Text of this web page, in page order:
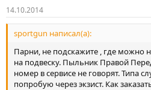
14.10.2014
sportgun написал(а):
Парни, не подскажите , где можно
на подвеску. Пыльник Правой
номер в сервисе не говорят. Типа
попробую через экзист. Как